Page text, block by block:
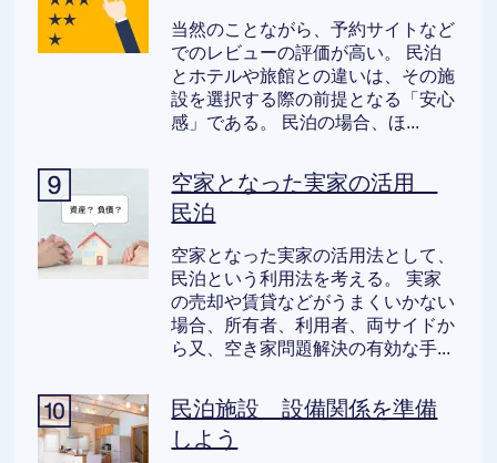
当然のことながら、予約サイトなど
でのレビューの評価が高い。 民泊
とホテルや旅館との違いは、その施
設を選択する際の前提となる「安心
感」である。 民泊の場合、ほ...
空家となった実家の活用
民泊
空家となった実家の活用法として、
民泊という利用法を考える。 実家
の売却や賃貸などがうまくいかない
場合、所有者、利用者、両サイドか
ら又、空き家問題解決の有効な手...
民泊施設 設備関係を準備
しよう